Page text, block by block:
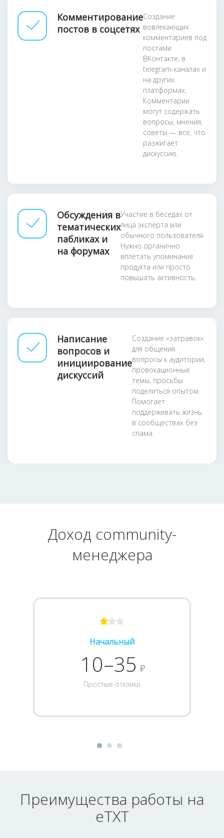
Комментирование
постов в соцсетях
Создание
вовлекающих
комментариев под
постами
ВКонтакте, в
telegram-каналах и
на других
платформах.
Комментарии
могут содержать
вопросы, мнения,
советы — всё, что
разжигает
дискуссию.
Обсуждения в
тематических
пабликах и
на форумах
Участие в беседах от
лица эксперта или
обычного пользователя.
Нужно органично
вплетать упоминание
продукта или просто
повышать активность.
Написание
вопросов и
инициирование
дискуссий
Создание «затравок»
для общения:
вопросы к аудитории,
провокационные
темы, просьбы
поделиться опытом.
Помогает
поддерживать жизнь
в сообществах без
спама.
Доход community-
менеджера
Начальный
10–35 ₽
Простые отклики
Преимущества работы на
eTXT